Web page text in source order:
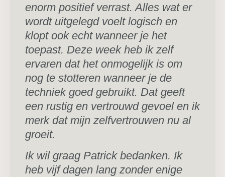
enorm positief verrast. Alles wat er
wordt uitgelegd voelt logisch en
klopt ook echt wanneer je het
toepast. Deze week heb ik zelf
ervaren dat het onmogelijk is om
nog te stotteren wanneer je de
techniek goed gebruikt. Dat geeft
een rustig en vertrouwd gevoel en ik
merk dat mijn zelfvertrouwen nu al
groeit.
Ik wil graag Patrick bedanken. Ik
heb vijf dagen lang zonder enige